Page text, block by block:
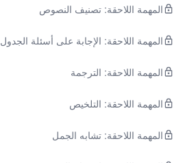
المهمة اللاحقة: تصنيف النصوص
المهمة اللاحقة: الإجابة على أسئلة الجدول
المهمة اللاحقة: الترجمة
المهمة اللاحقة: التلخيص
المهمة اللاحقة: تشابه الجمل